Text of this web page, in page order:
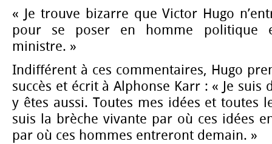
« Je trouve bizarre que Victor Hugo
pour se poser en homme politique
ministre. »
Indifférent à ces commentaires, Hugo
succès et écrit à Alphonse Karr : « Je suis
y êtes aussi. Toutes mes idées et toutes
suis la brèche vivante par où ces idées
par où ces hommes entreront demain. »